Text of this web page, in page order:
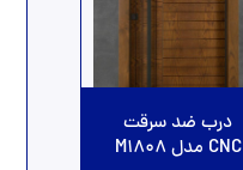
درب ضد سرقت
CNC مدل M1808